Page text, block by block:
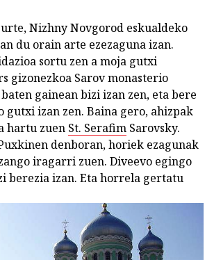
Nizhny Novgorod eskualdeko
du orain arte ezezaguna izan.
sortu zen a moja gutxi
gizonezkoa Sarov monasterio
gainean bizi izan zen, eta bere
gutxi izan zen. Baina gero, ahizpak
hartu zuen St. Serafim Sarovsky.
denboran, horiek ezagunak
iragarri zuen. Diveevo egingo
berezia izan. Eta horrela gertatu